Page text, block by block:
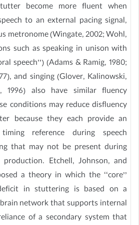
become more fluent when
to an external pacing signal,
metronome (Wingate, 2002; Wohl,
such as speaking in unison with
speech’’) (Adams & Ramig, 1980;
and singing (Glover, Kalinowski,
1996) also have similar fluency
conditions may reduce disfluency
because they each provide an
reference during speech
that may not be present during
production. Etchell, Johnson, and
a theory in which the ‘‘core’’
in stuttering is based on a
network that supports internal
of a secondary system that